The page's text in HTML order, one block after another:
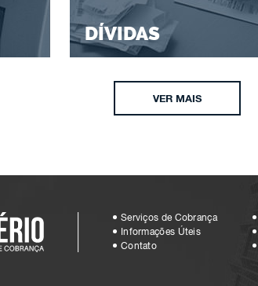
DÍVIDAS
VER MAIS
Serviços de Cobrança
Informações Úteis
Contato